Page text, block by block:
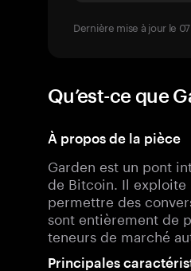
Dernière mise à jour le
Qu’est-ce que
À propos de la pièce
Garden est un pont
de Bitcoin. Il
permettre des
sont entièrement de
teneurs de marché
Principales